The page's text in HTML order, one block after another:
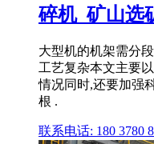
碎机_矿山选
大型机的机架需分
工艺复杂本文主要
情况同时,还要加强
根 .
联系电话: 180 3780